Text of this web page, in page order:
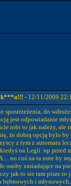
k***a!!! - 12/11/2009
spostrzeżenia, do
jest odpowiadanie
robi to jak należy, ale
że dobrą opcją bylo
z tym z automatu
na Legii. np
no coś na ta nute by
osoby zasiadające na
jak to sie tam pisze
bębnowych i